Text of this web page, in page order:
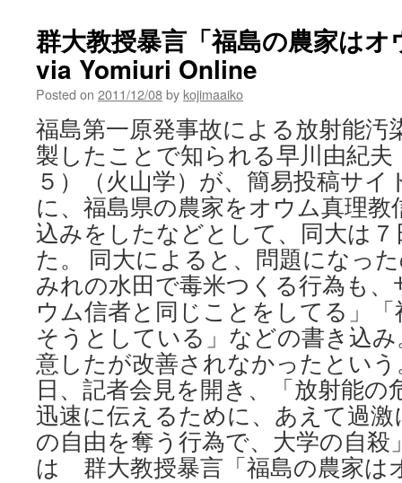
群大教授暴言「福島の農家は
via Yomiuri Online
Posted on 2011/12/08by kojimaaiko
福島第一原発事故による放射能汚
製したことで知られる早川由紀夫
５）（火山学）が、簡易投稿サ
に、福島県の農家をオウム真理
込みをしたなどとして、同大は
た。 同大によると、問題になっ
みれの水田で毒米つくる行為も
ウム信者と同じことをしてる」
そうとしている」などの書き込
意したが改善されなかったとい
日、記者会見を開き、「放射能の
迅速に伝えるために、あえて過
の自由を奪う行為で、大学の自殺
は 群大教授暴言「福島の農家は